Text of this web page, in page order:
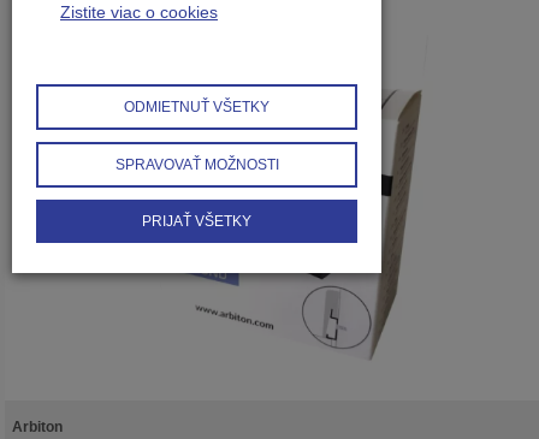
Arbiton
Zistite viac o cookies
ODMIETNUŤ VŠETKY
SPRAVOVAŤ MOŽNOSTI
PRIJAŤ VŠETKY